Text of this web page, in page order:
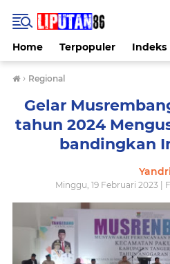
Home Terpopuler Indeks
› Regional
Gelar
tahun 2024
bandingkan
Yandri
Minggu, 19 Februari 2023 |